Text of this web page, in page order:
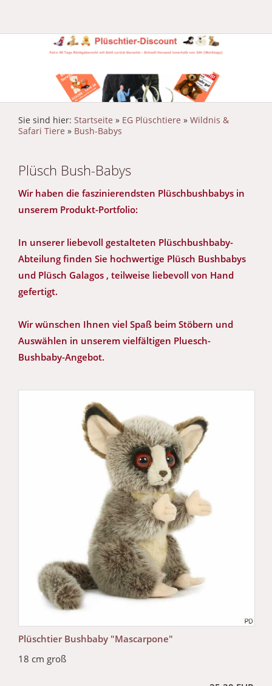
Sie sind hier: Startseite » EG Plüschtiere » Wildnis &
Safari Tiere » Bush-Babys
Plüsch Bush-Babys
Wir haben die faszinierendsten Plüschbushbabys in
unserem Produkt-Portfolio:
In unserer liebevoll gestalteten Plüschbushbaby-
Abteilung finden Sie hochwertige Plüsch Bushbabys
und Plüsch Galagos , teilweise liebevoll von Hand
gefertigt.
Wir wünschen Ihnen viel Spaß beim Stöbern und
Auswählen in unserem vielfältigen Pluesch-
Bushbaby-Angebot.
Plüschtier Bushbaby "Mascarpone"
18 cm groß